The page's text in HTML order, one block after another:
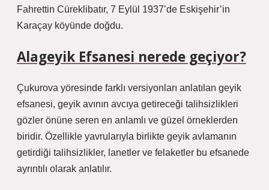
Fahrettin Cüreklibatır, 7 Eylül 1937’de Eskişehir’in
Karaçay köyünde doğdu.
Alageyik Efsanesi nerede geçiyor?
Çukurova yöresinde farklı versiyonları anlatılan geyik
efsanesi, geyik avının avcıya getireceği talihsizlikleri
gözler önüne seren en anlamlı ve güzel örneklerden
biridir. Özellikle yavrularıyla birlikte geyik avlamanın
getirdiği talihsizlikler, lanetler ve felaketler bu efsanede
ayrıntılı olarak anlatılır.